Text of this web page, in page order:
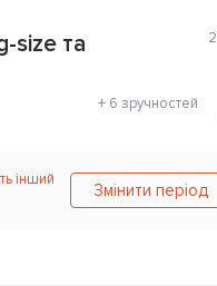
size та
+ 6 зручностей
інший
Змінити період